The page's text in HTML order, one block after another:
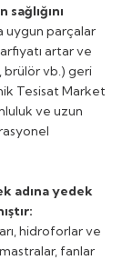
uygun parçalar
artar ve
brülör vb.) geri
Tesisat Market
ve uzun
adına yedek
hidroforlar ve
fanlar